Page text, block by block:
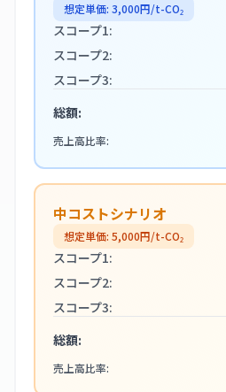
想定単価: 3,000円/t-CO₂
スコープ1:
スコープ2:
スコープ3:
総額:
売上高比率:
中コストシナリオ
想定単価: 5,000円/t-CO₂
スコープ1:
スコープ2:
スコープ3:
総額:
売上高比率: